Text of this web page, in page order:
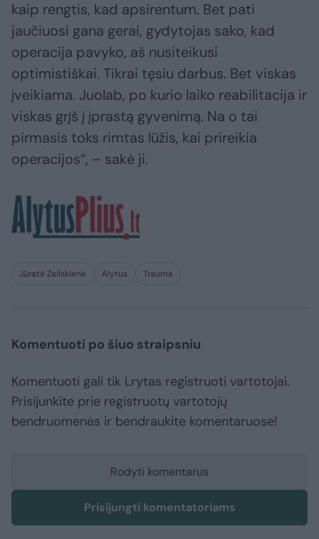
kaip rengtis, kad apsirentum. Bet pati
jaučiuosi gana gerai, gydytojas sako, kad
operacija pavyko, aš nusiteikusi
optimistiškai. Tikrai tęsiu darbus. Bet viskas
įveikiama. Juolab, po kurio laiko reabilitacija ir
viskas grįš į įprastą gyvenimą. Na o tai
pirmasis toks rimtas lūžis, kai prireikia
operacijos“, – sakė ji.
Jūratė Zailskienė Alytus Trauma
Komentuoti po šiuo straipsniu
Komentuoti gali tik Lrytas registruoti vartotojai.
Prisijunkite prie registruotų vartotojų
bendruomenės ir bendraukite komentaruose!
Rodyti komentarus
Prisijungti komentatoriams